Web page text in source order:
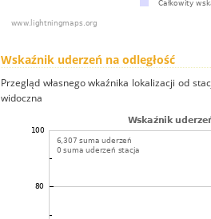
Wskaźnik uderzeń na odległość
Przegląd własnego wkaźnika lokalizacji od
widoczna